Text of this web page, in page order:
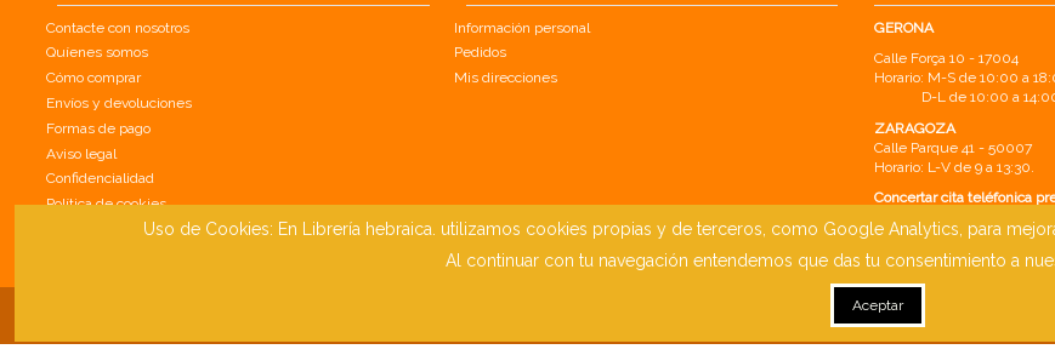
Contacte con nosotros
Quíenes somos
Cómo comprar
Envíos y devoluciones
Formas de pago
Aviso legal
Confidencialidad
Política de cookies
Información personal
Pedidos
Mis direcciones
GERONA
Calle Força 10 - 17004
Horario: M-S de 10:00 a
D-L de 10:00 a
ZARAGOZA
Calle Parque 41 - 50007
Horario: L-V de 9 a 13:30.
Concertar cita teléfonica
Uso de Cookies: En Librería hebraica. utilizamos cookies propias y de terceros, como Google Analytics, para
Al continuar con tu navegación entendemos que das tu consentimiento a
Aceptar